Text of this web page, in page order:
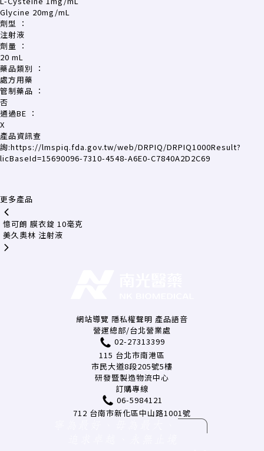
Glycine 20mg/mL
劑型 ：
注射液
劑量 ：
20 mL
藥品類別
：
處方用藥
管制藥品 ：
否
通過BE ：
X
產品資訊查
詢:https://lmspiq.fda.gov.tw/web/DRPIQ/DRPIQ1000Result?
licBaseId=15690096-7310-4548-A6E0-C7840A2D2C69
更多產品
憶可朗 膜衣錠 10毫克
美久奧林 注射液
網站導覽 隱私權聲明 產品語音
營運總部/台北營業處
02-27313399
115 台北市南港區
市民大道8段205號5樓
研發暨製造物流中心
訂購專線
06-5984121
712 台南市新化區中山路1001號